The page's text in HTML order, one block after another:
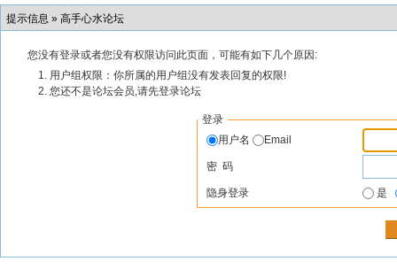
提示信息 » 高手心水论坛
您没有登录或者您没有权限访问此页面，可能有如下几个原因:
用户组权限：你所属的用户组没有发表回复的权限!
您还不是论坛会员,请先登录论坛
登录
用户名
Email
密 码
隐身登录 是